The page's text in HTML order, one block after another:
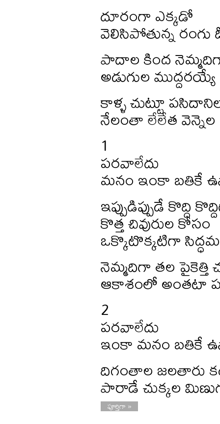
దూరంగా ఎక్కడో
వెలిసిపోతున్న
పాదాల కింద
అడుగుల
కాళ్ళ చుట్టూ
నేలంతా లేలేత వెన్నెల
1
పరవాలేదు
మనం ఇంకా బతికే
ఇప్పుడిప్పుడే కొద్ది
కొత్త చివురుల కోసం
ఒక్కొటొక్కటిగా
నెమ్మదిగా తల పైకెత్తి
ఆకాశంలో అంతటా
2
పరవాలేదు
ఇంకా మనం బతికే
దిగంతాల జలతారు
పారాడే చుక్కల
పూర్తిగా »